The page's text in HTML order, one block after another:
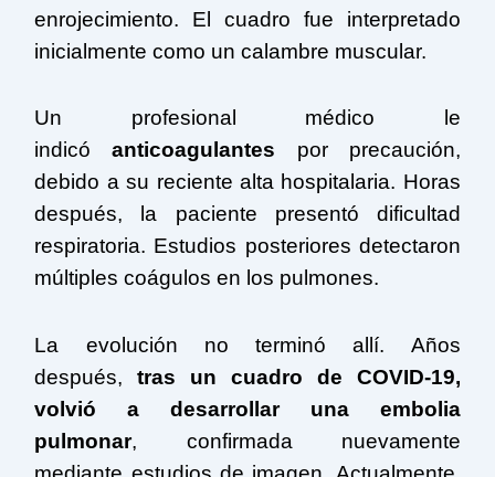
enrojecimiento. El cuadro fue interpretado
inicialmente como un calambre muscular.
Un profesional médico le
indicóanticoagulantes por precaución,
debido a su reciente alta hospitalaria. Horas
después, la paciente presentó dificultad
respiratoria. Estudios posteriores detectaron
múltiples coágulos en los pulmones.
La evolución no terminó allí. Años
después,tras un cuadro de COVID-19,
volvió a desarrollar una embolia
pulmonar, confirmada nuevamente